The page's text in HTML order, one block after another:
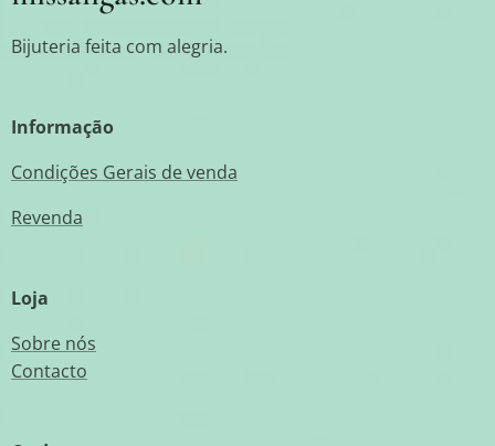
Bijuteria feita com alegria.
Informação
Condições Gerais de venda
Revenda
Loja
Sobre nós
Contacto